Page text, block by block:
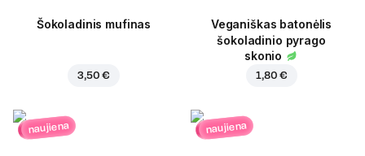
Šokoladinis mufinas
3,50 €
Veganiškas batonėlis
šokoladinio pyrago
skonio
1,80 €
naujiena naujiena